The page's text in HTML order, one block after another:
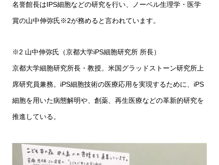
名誉館長はIPS細胞などの研究を行い、ノーベル生理学・医学
賞の山中伸弥氏※2が務めると言われています。
※2 山中伸弥氏（京都大学iPS細胞研究所 所長）
京都大学細胞研究所長・教授。米国グラッドストーン研究所上
席研究員兼務。iPS細胞技術の医療応用を実現するために、iPS
細胞を用いた病態解明や、創薬、再生医療などの革新的研究を
推進している。